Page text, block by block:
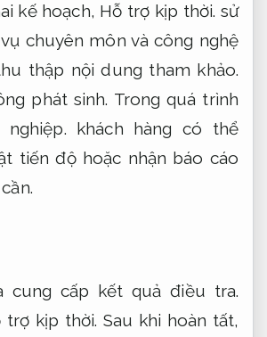
kế hoạch, Hỗ trợ kịp thời. sử
chuyên môn và công nghệ
thập nội dung tham khảo.
phát sinh. Trong quá trình
nghiệp. khách hàng có thể
tiến độ hoặc nhận báo cáo
cung cấp kết quả điều tra.
trợ kịp thời. Sau khi hoàn tất,